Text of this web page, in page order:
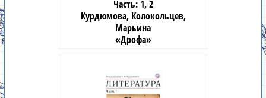
1, 2
Курдюмова, Колокольцев,
Марьина
«Дрофа»